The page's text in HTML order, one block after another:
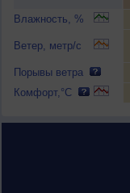
Влажность, %
Ветер, метр/с
Порывы ветра
Комфорт,°C